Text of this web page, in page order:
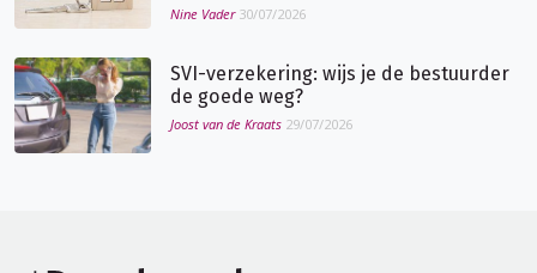
Nine Vader 30/07/2026
SVI-verzekering: wijs je de bestuurder
de goede weg?
Joost van de Kraats 29/07/2026